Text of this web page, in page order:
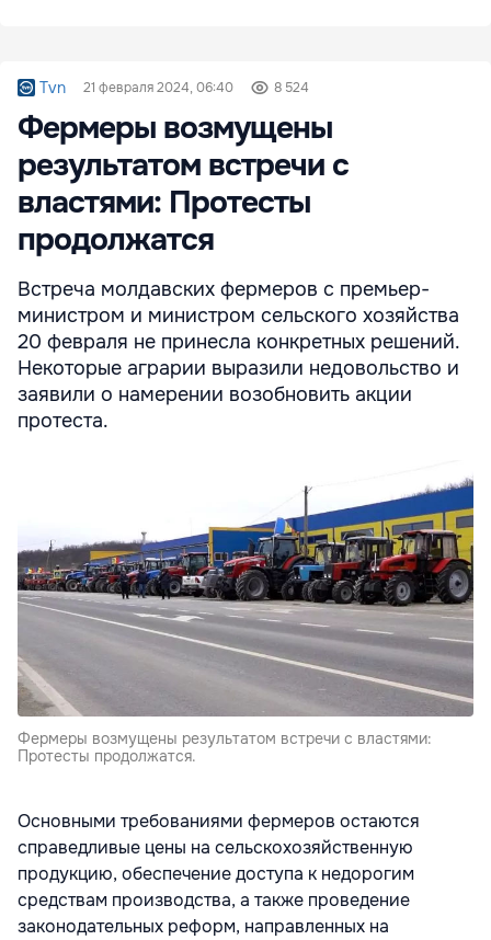
Tvn 21 февраля 2024, 06:40 8 524
Фермеры возмущены
результатом встречи с
властями: Протесты
продолжатся
Встреча молдавских фермеров с премьер-
министром и министром сельского хозяйства
20 февраля не принесла конкретных решений.
Некоторые аграрии выразили недовольство и
заявили о намерении возобновить акции
протеста.
Фермеры возмущены результатом встречи с властями:
Протесты продолжатся.
Основными требованиями фермеров остаются
справедливые цены на сельскохозяйственную
продукцию, обеспечение доступа к недорогим
средствам производства, а также проведение
законодательных реформ, направленных на